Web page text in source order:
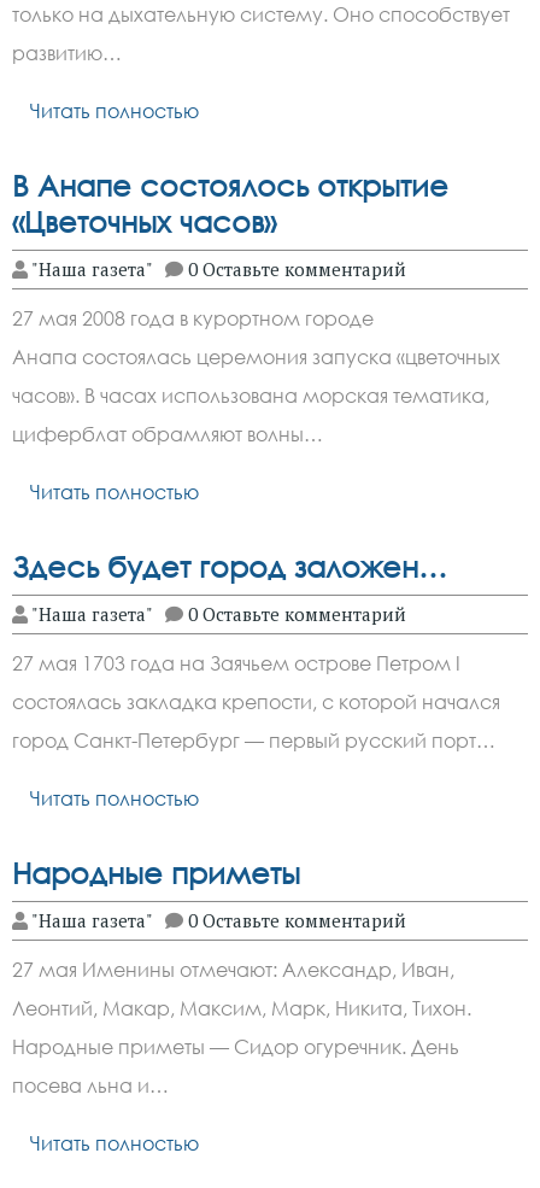
только на дыхательную систему. Оно способствует
развитию…
Читать полностью
В Анапе состоялось открытие
«Цветочных часов»
"Наша газета" 0 Оставьте комментарий
27 мая 2008 года в курортном городе
Анапа состоялась церемония запуска «цветочных
часов». В часах использована морская тематика,
циферблат обрамляют волны…
Читать полностью
Здесь будет город заложен…
"Наша газета" 0 Оставьте комментарий
27 мая 1703 года на Заячьем острове Петром I
состоялась закладка крепости, с которой начался
город Санкт-Петербург — первый русский порт…
Читать полностью
Народные приметы
"Наша газета" 0 Оставьте комментарий
27 мая Именины отмечают: Александр, Иван,
Леонтий, Макар, Максим, Марк, Никита, Тихон.
Народные приметы — Сидор огуречник. День
посева льна и…
Читать полностью